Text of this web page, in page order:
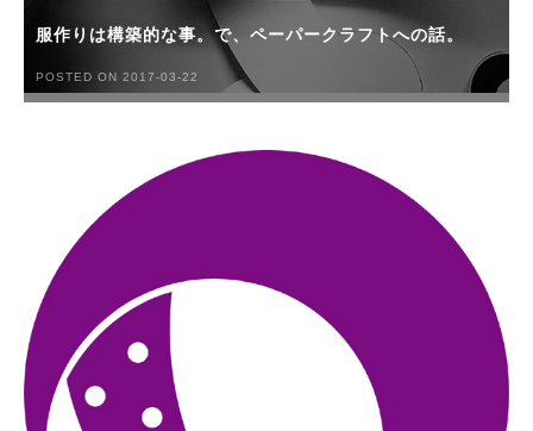
服作りは構築的な事。で、ペーパークラフトへの話。
POSTED ON 2017-03-22